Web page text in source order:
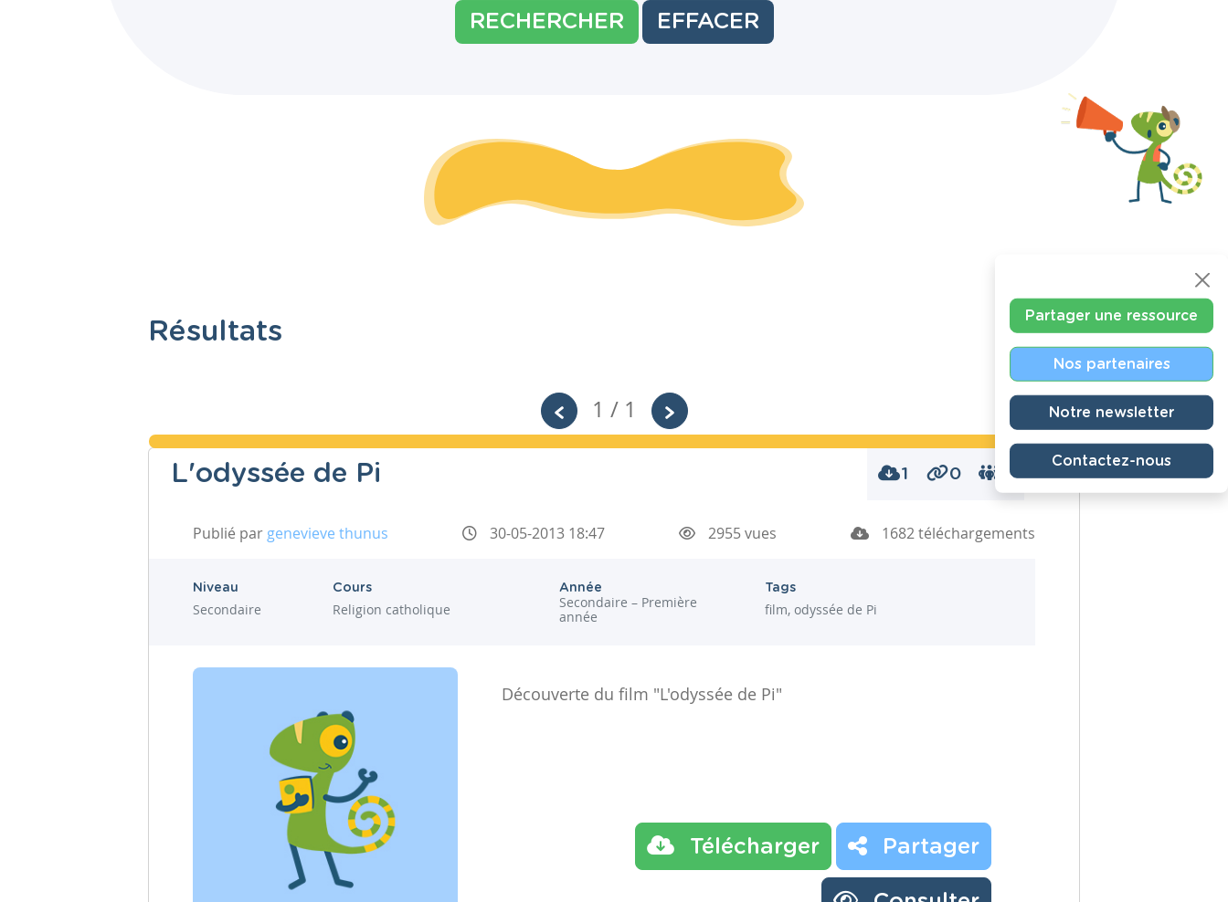
RECHERCHER EFFACER
Résultats
1 / 1
L'odyssée de Pi 1 0 0
Publié par genevieve thunus 30-05-2013 18:47 2955 vues 1682 téléchargements
Niveau
Secondaire
Cours
Religion catholique
Année
Secondaire – Première
année
Tags
film, odyssée de Pi
Découverte du film "L'odyssée de Pi"
Télécharger Partager
Partager une ressource
Nos partenaires
Notre newsletter
Contactez-nous